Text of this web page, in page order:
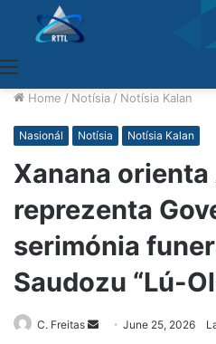
Home / Notísia / Notísia Kalan
Nasionál Notísia Notísia Kalan
Xanana
reprezenta
serimónia
Saudozu “Lú-
C. Freitas
SendJune 25, 2026